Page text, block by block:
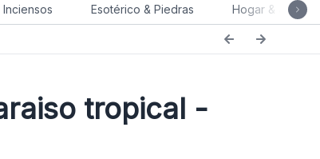
Inciensos Esotérico & Piedras Hogar & Jardín
tropical -